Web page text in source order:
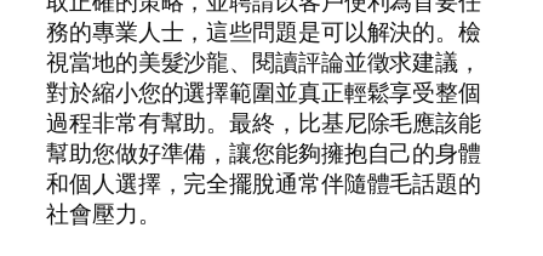
務的專業人士，這些問題是可以解決的。檢
視當地的美髮沙龍、閱讀評論並徵求建議，
對於縮小您的選擇範圍並真正輕鬆享受整個
過程非常有幫助。最終，比基尼除毛應該能
幫助您做好準備，讓您能夠擁抱自己的身體
和個人選擇，完全擺脫通常伴隨體毛話題的
社會壓力。